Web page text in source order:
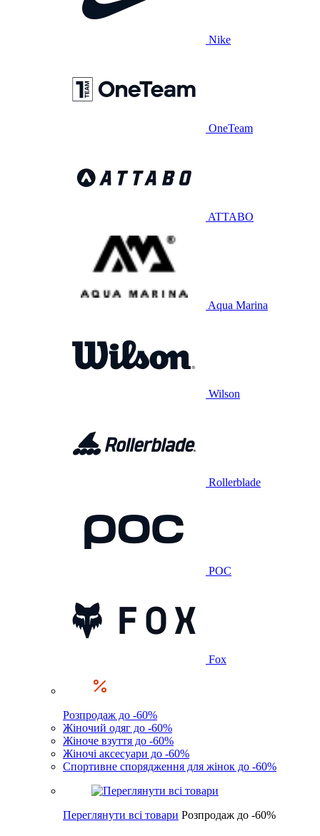
Nike
OneTeam
ATTABO
Aqua Marina
Wilson
Rollerblade
POC
Fox
Розпродаж до -60%
Жіночий одяг до -60%
Жіноче взуття до -60%
Жіночі аксесуари до -60%
Спортивне спорядження для жінок до -60%
Переглянути всі товари Розпродаж до -60%